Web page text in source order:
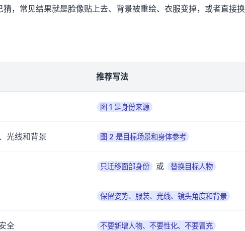
，常见结果就是脸像贴上去、背景被重绘、衣服变掉，或者直接换
推荐写法
图 1 是身份来源
光线和背景 图 2 是目标场景和身体参考
只迁移面部身份 或 替换目标人物
保留姿势、服装、光线、镜头角度和背景
全 不要新增人物、不要性化、不要冒充